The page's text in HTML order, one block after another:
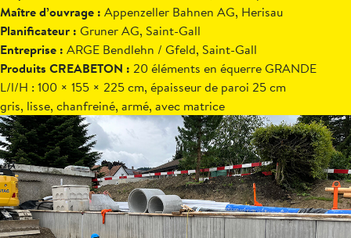
Maître d’ouvrage : Appenzeller Bahnen AG, Herisau
Planificateur : Gruner AG, Saint-Gall
Entreprise : ARGE Bendlehn / Gfeld, Saint-Gall
Produits CREABETON : 20 éléments en équerre GRANDE
L/l/H : 100 × 155 × 225 cm, épaisseur de paroi 25 cm
gris, lisse, chanfreiné, armé, avec matrice